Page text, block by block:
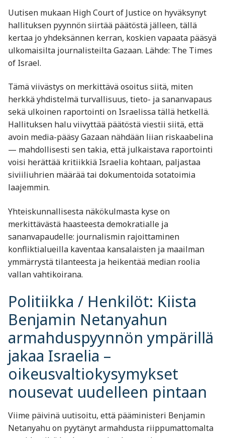
Uutisen mukaan High Court of Justice on hyväksynyt
hallituksen pyynnön siirtää päätöstä jälleen, tällä
kertaa jo yhdeksännen kerran, koskien vapaata pääsyä
ulkomaisilta journalisteilta Gazaan. Lähde: The Times
of Israel.
Tämä viivästys on merkittävä osoitus siitä, miten
herkkä yhdistelmä turvallisuus, tieto- ja sananvapaus
sekä ulkoinen raportointi on Israelissa tällä hetkellä.
Hallituksen halu viivyttää päätöstä viestii siitä, että
avoin media-pääsy Gazaan nähdään liian riskaabelina
— mahdollisesti sen takia, että julkaistava raportointi
voisi herättää kritiikkiä Israelia kohtaan, paljastaa
siviiliuhrien määrää tai dokumentoida sotatoimia
laajemmin.
Yhteiskunnallisesta näkökulmasta kyse on
merkittävästä haasteesta demokratialle ja
sananvapaudelle: journalismin rajoittaminen
konfliktialueilla kaventaa kansalaisten ja maailman
ymmärrystä tilanteesta ja heikentää median roolia
vallan vahtikoirana.
Politiikka / Henkilöt: Kiista
Benjamin Netanyahun
armahduspyynnön ympärillä
jakaa Israelia –
oikeusvaltiokysymykset
nousevat uudelleen pintaan
Viime päivinä uutisoitu, että pääministeri Benjamin
Netanyahu on pyytänyt armahdusta riippumattomalta